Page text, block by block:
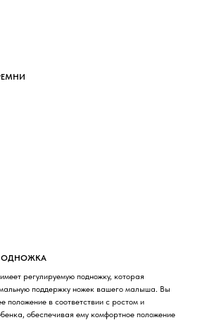
регулируемую подножку, которая
поддержку ножек вашего малыша. Вы
положение в соответствии с ростом и
обеспечивая ему комфортное положение